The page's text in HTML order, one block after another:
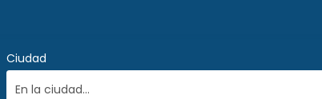
Ciudad
En la ciudad...